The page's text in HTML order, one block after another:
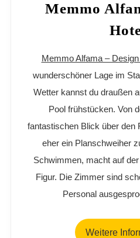
Memmo
Memmo Alfama –
wunderschöner Lage im
Wetter kannst du draußen
Pool frühstücken. Von
fantastischen Blick über den
eher ein Planschweiher
Schwimmen, macht auf
Figur. Die Zimmer sind
Personal
Weitere